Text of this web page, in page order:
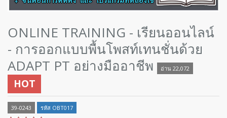
ONLINE TRAINING - เรียนออนไลน์
- การออกแบบพื้นโพสท์เทนชั่นด้วย
ADAPT PT อย่างมืออาชีพ
อ่าน 22,072
HOT
39-0243 รหัส OBT017